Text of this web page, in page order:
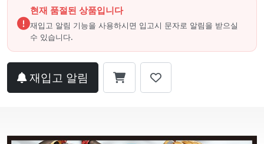
현재 품절된 상품입니다
재입고 알림 기능을 사용하시면 입고시 문자로 알림을 받으실
수 있습니다.
재입고 알림